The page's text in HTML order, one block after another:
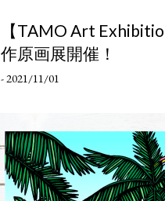
【TAMO Art
作原画展開催！
- 2021/11/01